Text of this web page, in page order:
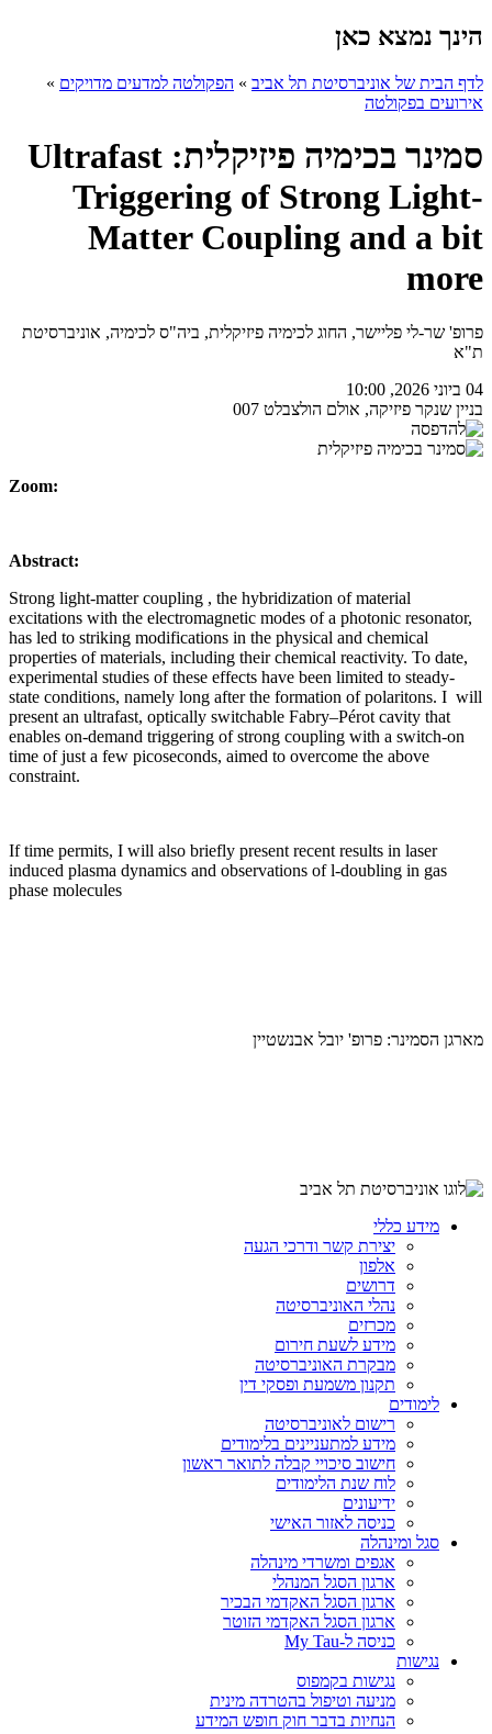
הינך נמצא כאן
לדף הבית של אוניברסיטת תל אביב » הפקולטה למדעים מדויקים »
אירועים בפקולטה
סמינר בכימיה פיזיקלית: Ultrafast
Triggering of Strong Light-
Matter Coupling and a bit
more
פרופ' שר-לי פליישר, החוג לכימיה פיזיקלית, ביה"ס לכימיה, אוניברסיטת
ת"א
04 ביוני 2026, 10:00
בניין שנקר פיזיקה, אולם הולצבלט 007
Zoom:
Abstract:
Strong light-matter coupling , the hybridization of material
excitations with the electromagnetic modes of a photonic resonator,
has led to striking modifications in the physical and chemical
properties of materials, including their chemical reactivity. To date,
experimental studies of these effects have been limited to steady-
state conditions, namely long after the formation of polaritons. I will
present an ultrafast, optically switchable Fabry–Pérot cavity that
enables on-demand triggering of strong coupling with a switch-on
time of just a few picoseconds, aimed to overcome the above
constraint.
If time permits, I will also briefly present recent results in laser
induced plasma dynamics and observations of l-doubling in gas
phase molecules
מארגן הסמינר: פרופ' יובל אבנשטיין
מידע כללי
יצירת קשר ודרכי הגעה
אלפון
דרושים
נהלי האוניברסיטה
מכרזים
מידע לשעת חירום
מבקרת האוניברסיטה
תקנון משמעת ופסקי דין
לימודים
רישום לאוניברסיטה
מידע למתעניינים בלימודים
חישוב סיכויי קבלה לתואר ראשון
לוח שנת הלימודים
ידיעונים
כניסה לאזור האישי
סגל ומינהלה
אגפים ומשרדי מינהלה
ארגון הסגל המנהלי
ארגון הסגל האקדמי הבכיר
ארגון הסגל האקדמי הזוטר
כניסה ל-My Tau
נגישות
נגישות בקמפוס
מניעה וטיפול בהטרדה מינית
הנחיות בדבר חוק חופש המידע